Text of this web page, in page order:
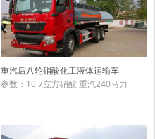
重汽后八轮硝酸化工液体运输车
参数：10.7立方硝酸 重汽240马力